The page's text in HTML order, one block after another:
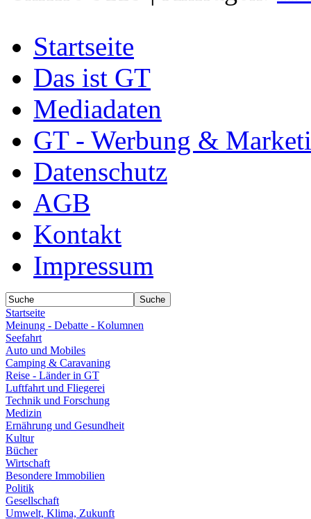
Startseite
Das ist GT
Mediadaten
GT - Werbung &
Datenschutz
AGB
Kontakt
Impressum
Startseite
Meinung - Debatte - Kolumnen
Seefahrt
Auto und Mobiles
Camping & Caravaning
Reise - Länder in GT
Luftfahrt und Fliegerei
Technik und Forschung
Medizin
Ernährung und Gesundheit
Kultur
Bücher
Wirtschaft
Besondere Immobilien
Politik
Gesellschaft
Umwelt, Klima, Zukunft